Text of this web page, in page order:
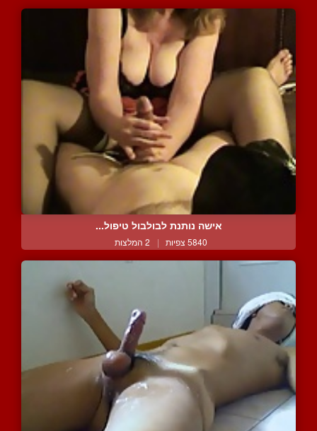
אישה נותנת לבולבול טיפול...
5840 צפיות | 2 המלצות